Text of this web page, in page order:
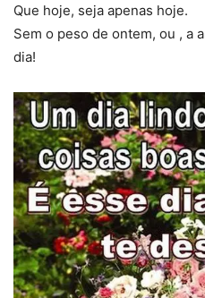
Que hoje, seja apenas hoje.
Sem o peso de ontem, ou , a
dia!